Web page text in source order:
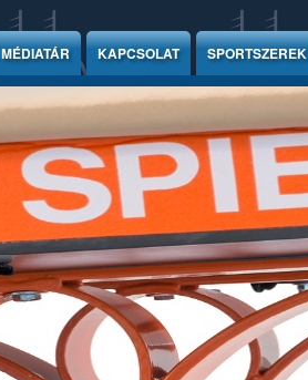
MÉDIATÁR KAPCSOLAT SPORTSZEREK